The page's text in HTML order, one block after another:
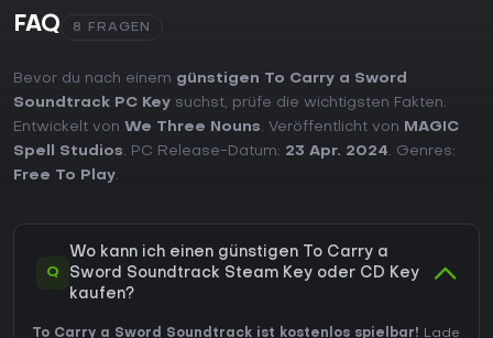
FAQ 8 FRAGEN
Bevor du nach einem günstigen To Carry a Sword
Soundtrack PC Key suchst, prüfe die wichtigsten Fakten.
Entwickelt von We Three Nouns. Veröffentlicht von
MAGIC
Spell Studios. PC Release-Datum: 23 Apr. 2024. Genres:
Free To Play.
Q
Wo kann ich einen günstigen To Carry a
Sword Soundtrack Steam Key oder CD Key
kaufen?
To Carry a Sword Soundtrack ist kostenlos spielbar! Lade